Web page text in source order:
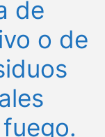
de
o de